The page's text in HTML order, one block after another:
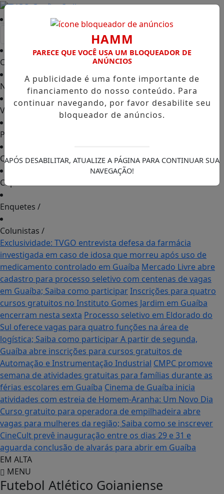
Capa
Notícias/
Vídeos TVGO
PODCAST
Contato/
Cupons de Desconto
Enquetes /
Colunistas /
Exclusividade: TVGO entrevista defesa da farmácia
investigada em caso de idosa que morreu após uso de
medicamento controlado em Guaíba Mercado Livre abre
cadastro para processo seletivo com centenas de vagas
em Guaíba; Saiba como participarInscrições para quatro
cursos gratuitos no Instituto Gomes Jardim em Guaíba
encerram nesta sexta Processo seletivo em Eldorado do
Sul oferece vagas para quatro funções na área de
logística; Saiba como participarA partir de segunda,
Guaíba abre inscrições para cursos gratuitos de
Automação e Instrumentação Industrial CMPC promove
semana de atividades gratuitas para famílias durante as
férias escolares em Guaíba Cinema de Guaíba inicia
atividades com estreia de Homem-Aranha: Um Novo Dia
Curso gratuito para operadora de empilhadeira abre
vagas para mulheres da região; Saiba como se inscrever
CineCult prevê inauguração entre os dias 29 e 31 e
aguarda conclusão de alvarás para abrir em Guaíba
EM ALTA
MENU
Futebol Atlético Goianiense
HAMM
PARECE QUE VOCÊ USA UM BLOQUEADOR DE
ANÚNCIOS
A publicidade é uma fonte importante de
financiamento do nosso conteúdo. Para
continuar navegando, por favor desabilite seu
bloqueador de anúncios.
APÓS DESABILITAR, ATUALIZE A PÁGINA PARA CONTINUAR SUA
NAVEGAÇÃO!